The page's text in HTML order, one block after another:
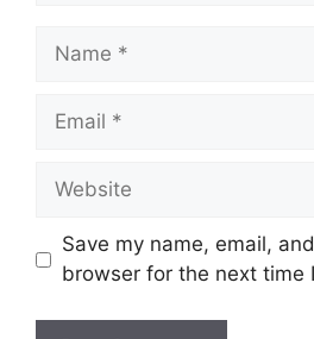
Name
Email
Website
Save my name, email,
browser for the next time